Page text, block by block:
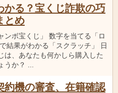
かる？宝くじ詐欺の巧
とめ
ンボ宝くじ」 数字を当てる「ロ
結果がわかる「スクラッチ」 日
は、あなたも何かしら購入した
うか？ ...
約機の審査、在籍確認